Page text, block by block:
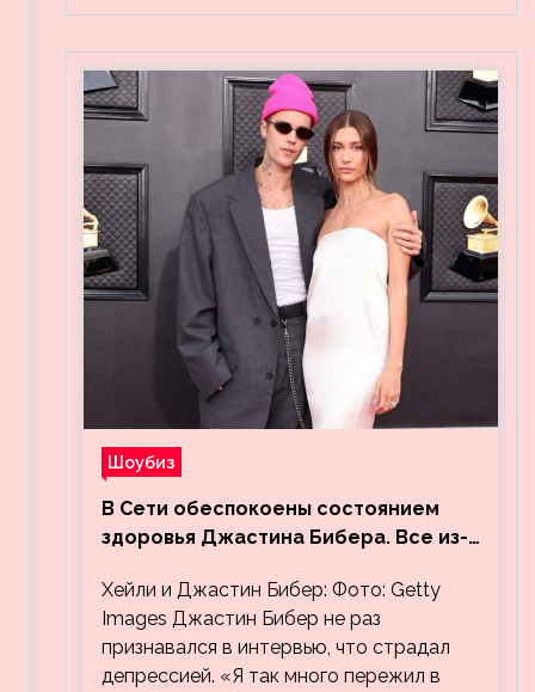
Шоубиз
В Сети обеспокоены состоянием
здоровья Джастина Бибера. Все из-
успокаивает Хейли
Хейли и Джастин Бибер: Фото: Getty
Images Джастин Бибер не раз
признавался в интервью, что страдал
депрессией. «Я так много пережил в